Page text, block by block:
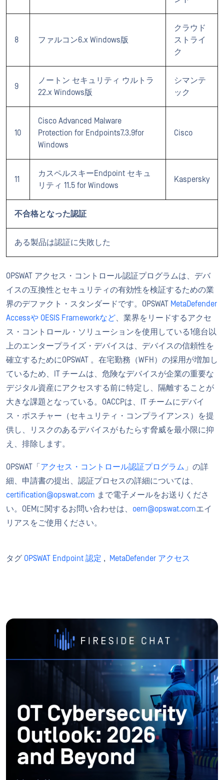
8 ファルコン6.x Windows版
クラウド
ストライ
ク
9
ノートン セキュリティ ウルトラ
22.x Windows版
シマンテ
ック
10
Cisco Advanced Malware
Protection for Endpoints7.3.9for
Windows
Cisco
11
カスペルスキーEndpoint セキュ
リティ 11.5 for Windows
Kaspersky
不合格となった認証
ある製品は認証に失敗した
OPSWAT アクセス・コントロール認証プログラムは、デバ
イスの互換性とセキュリティの有効性を検証するための業
界のデファクト・スタンダードです。OPSWAT MetaDefender
Accessや OESIS Frameworkなど、業界をリードするアクセ
ス・コントロール・ソリューションを使用している1億台以
上のエンタープライズ・デバイスは、デバイスの信頼性を
確立するためにOPSWAT 。在宅勤務（WFH）の採用が増加し
ているため、IT チームは、危険なデバイスが企業の重要な
デジタル資産にアクセスする前に特定し、隔離することが
大きな課題となっている。OACCPは、IT チームにデバイ
ス・ポスチャー（セキュリティ・コンプライアンス）を提
供し、リスクのあるデバイスがもたらす脅威を最小限に抑
え、排除します。
OPSWAT「 アクセス・コントロール認証プログラム 」の詳
細、申請書の提出、認証プロセスの詳細については、
certification@opswat.com まで電子メールをお送りくださ
い。OEMに関するお問い合わせは、 oem@opswat.comエイ
リアスをご使用ください。
タグ OPSWAT Endpoint 認定 , MetaDefender アクセス